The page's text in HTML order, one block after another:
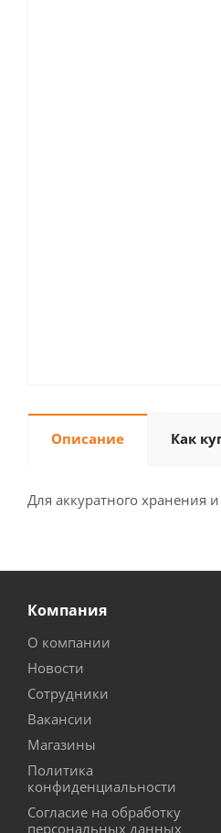
Описание Как
Для аккуратного хранения
Компания
О компании
Новости
Сотрудники
Вакансии
Магазины
Политика
конфиденциальности
Согласие на обработку
персональных данных